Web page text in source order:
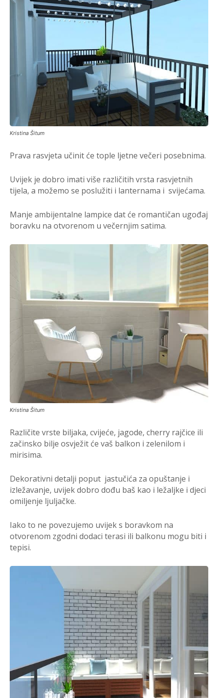
Kristina Šitum
Prava rasvjeta učinit će tople ljetne večeri posebnima.
Uvijek je dobro imati više različitih vrsta rasvjetnih
tijela, a možemo se poslužiti i lanternama i svijećama.
Manje ambijentalne lampice dat će romantičan ugođaj
boravku na otvorenom u večernjim satima.
Kristina Šitum
Različite vrste biljaka, cvijeće, jagode, cherry rajčice ili
začinsko bilje osvježit će vaš balkon i zelenilom i
mirisima.
Dekorativni detalji poput jastučića za opuštanje i
izležavanje, uvijek dobro dođu baš kao i ležaljke i djeci
omiljenje ljuljačke.
Iako to ne povezujemo uvijek s boravkom na
otvorenom zgodni dodaci terasi ili balkonu mogu biti i
tepisi.